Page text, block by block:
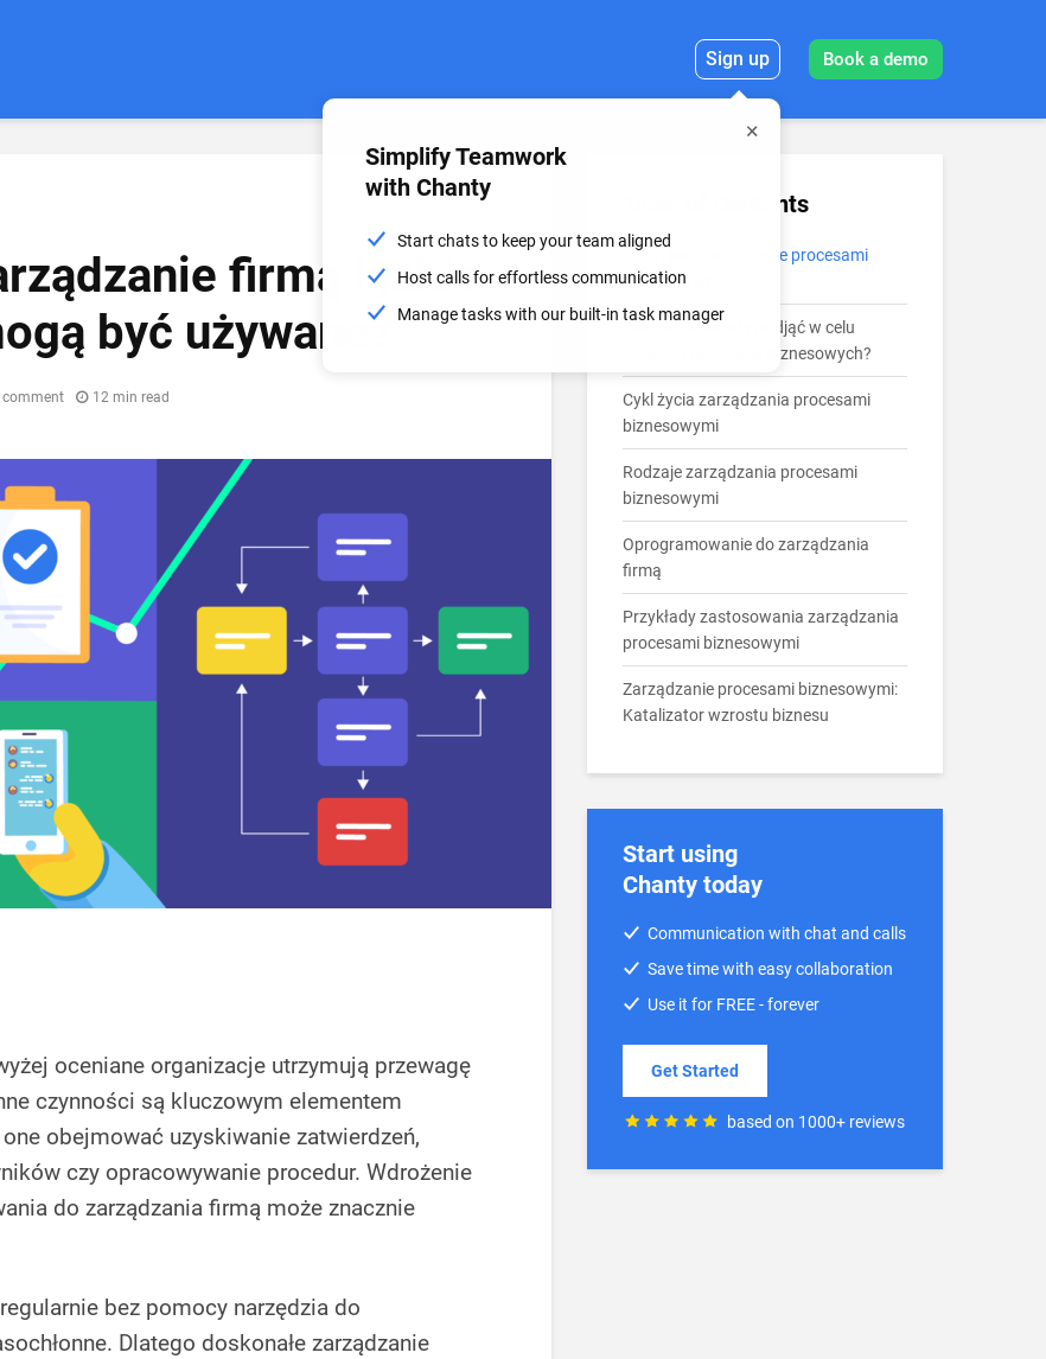
Sign up
Simplify Teamwork
with Chanty
Start chats to keep your team aligned
Host calls for effortless communication
Manage tasks with our built-in task manager
Book a demo
firmą i jakie
być używane?
comment 12 min read
oceniane organizacje utrzymują przewagę
czynności są kluczowym elementem
obejmować uzyskiwanie zatwierdzeń,
czy opracowywanie procedur. Wdrożenie
do zarządzania firmą może znacznie
bez pomocy narzędzia do
Dlatego doskonałe zarządzanie
Table of Contents
Czym jest zarządzanie procesami
biznesowymi?
Jakie kroki należy podjąć w celu
poprawy procesów biznesowych?
Cykl życia zarządzania procesami
biznesowymi
Rodzaje zarządzania procesami
biznesowymi
Oprogramowanie do zarządzania
firmą
Przykłady zastosowania zarządzania
procesami biznesowymi
Zarządzanie procesami biznesowymi:
Katalizator wzrostu biznesu
Start using
Chanty today
Communication with chat and calls
Save time with easy collaboration
Use it for FREE - forever
Get Started
based on 1000+ reviews